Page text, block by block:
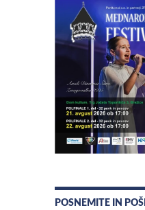
POSNEMITE IN